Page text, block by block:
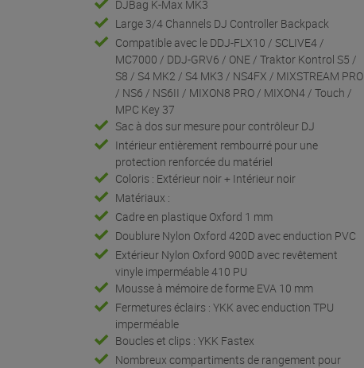
DJBag K-Max MK3
Large 3/4 Channels DJ Controller Backpack
Compatible avec le DDJ-FLX10 / SCLIVE4 /
MC7000 / DDJ-GRV6 / ONE / Traktor Kontrol S5 /
S8 / S4 MK2 / S4 MK3 / NS4FX / MIXSTREAM PRO
/ NS6 / NS6II / MIXON8 PRO / MIXON4 / Touch /
MPC Key 37
Sac à dos sur mesure pour contrôleur DJ
Intérieur entièrement rembourré pour une
protection renforcée du matériel
Coloris : Extérieur noir + Intérieur noir
Matériaux :
Cadre en plastique Oxford 1 mm
Doublure Nylon Oxford 420D avec enduction PVC
Extérieur Nylon Oxford 900D avec revêtement
vinyle imperméable 410 PU
Mousse à mémoire de forme EVA 10 mm
Fermetures éclairs : YKK avec enduction TPU
imperméable
Boucles et clips : YKK Fastex
Nombreux compartiments de rangement pour